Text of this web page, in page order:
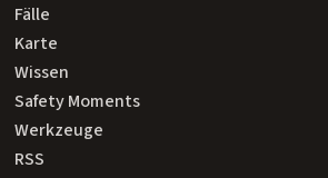
Fälle
Karte
Wissen
Safety Moments
Werkzeuge
RSS